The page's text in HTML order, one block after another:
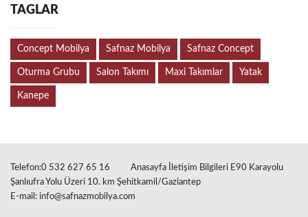
TAGLAR
Concept Mobilya Safnaz Mobilya Safnaz Concept
Oturma Grubu Salon Takımı Maxi Takımlar Yatak
Kanepe
Telefon:0 532 627 65 16
Anasayfa İletişim Bilgileri E90 Karayolu
Şanlıufra Yolu Üzeri 10. km Şehitkamil/Gaziantep
E-mail: info@safnazmobilya.com